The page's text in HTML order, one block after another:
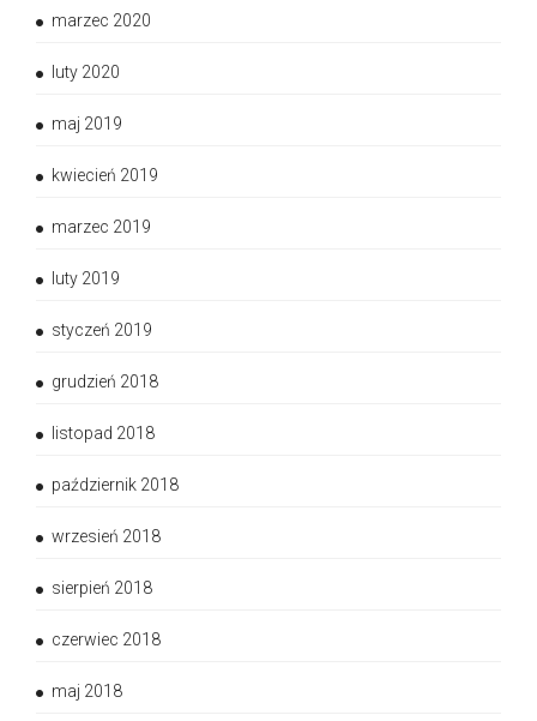
marzec 2020
luty 2020
maj 2019
kwiecień 2019
marzec 2019
luty 2019
styczeń 2019
grudzień 2018
listopad 2018
październik 2018
wrzesień 2018
sierpień 2018
czerwiec 2018
maj 2018